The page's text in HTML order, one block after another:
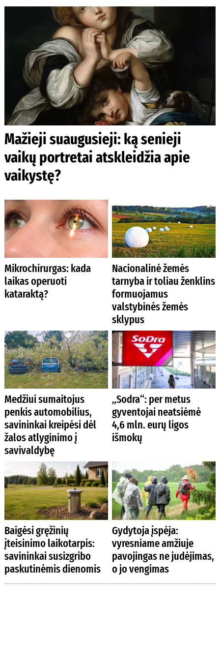
Mažieji suaugusieji: ką senieji
vaikų portretai atskleidžia apie
vaikystę?
Mikrochirurgas: kada
laikas operuoti
kataraktą?
Nacionalinė žemės
tarnyba ir toliau ženklins
formuojamus
valstybinės žemės
sklypus
Medžiui sumaitojus
penkis automobilius,
savininkai kreipėsi dėl
žalos atlyginimo į
savivaldybę
„Sodra“: per metus
gyventojai neatsiėmė
4,6 mln. eurų ligos
išmokų
Baigėsi gręžinių
įteisinimo laikotarpis:
savininkai susizgribo
paskutinėmis dienomis
Gydytoja įspėja:
vyresniame amžiuje
pavojingas ne judėjimas,
o jo vengimas